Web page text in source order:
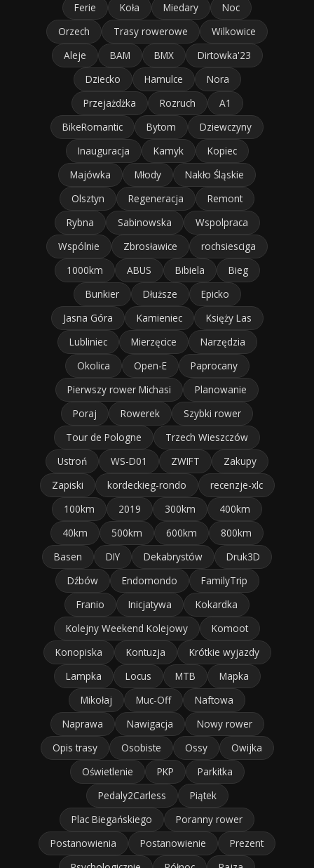
Ferie
Koła Miedary
Noc
Orzech
Trasy rowerowe
Wilkowice
Aleje
BAM BMX
Dirtowka'23
Dziecko
Hamulce
Nora
Przejażdżka
Rozruch
A1
BikeRomantic
Bytom
Dziewczyny
Inauguracja
Kamyk
Kopiec
Majówka
Młody
Nakło Śląskie
Olsztyn
Regeneracja
Remont
Rybna
Sabinowska
Wspolpraca
Wspólnie
Zbrosławice
rochsiesciga
1000km
ABUS Bibiela
Bieg
Bunkier
Dłuższe
Epicko
Jasna Góra
Kamieniec
Księży Las
Lubliniec
Mierzęcice
Narzędzia
Okolica
Open-E
Paprocany
Pierwszy rower Michasi
Planowanie
Poraj
Rowerek
Szybki rower
Tour de Pologne
Trzech Wieszczów
Ustroń
WS-D01 ZWIFT
Zakupy
Zapiski
kordeckieg-rondo
recenzje-xlc
100km
2019 300km
400km
40km
500km 600km
800km
Basen
DIY Dekabrystów
Druk3D
Dźbów
Endomondo
FamilyTrip
Franio
Inicjatywa
Kokardka
Kolejny Weekend Kolejowy
Komoot
Konopiska
Kontuzja
Krótkie wyjazdy
Lampka
Locus MTB
Mapka
Mikołaj
Muc-Off
Naftowa
Naprawa
Nawigacja
Nowy rower
Opis trasy
Osobiste Ossy
Owijka
Oświetlenie
PKP
Parkitka
Pedaly2Carless
Piątek
Plac Biegańskiego
Poranny rower
Postanowienia
Postanowienie
Prezent